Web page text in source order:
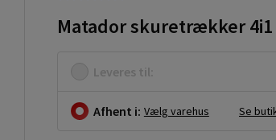
Matador skuretrækker 4i1
Leveres til:
Afhent i: Vælg varehus Se